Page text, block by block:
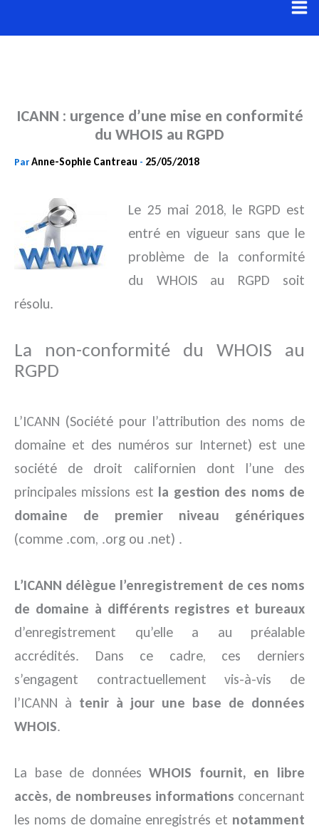
au
ICANN : urgence d’une mise en conformité
du WHOIS au RGPD
ParAnne-Sophie Cantreau - 25/05/2018
Le 25 mai 2018, le RGPD est
entré en vigueur sans que le
problème de la conformité
du WHOIS au RGPD soit
résolu.
La non-conformité du WHOIS au
RGPD
L’ICANN (Société pour l’attribution des noms de
domaine et des numéros sur Internet) est une
société de droit californien dont l’une des
principales missions est la gestion des noms de
domaine de premier niveau génériques
(comme .com, .org ou .net) .
L’ICANN délègue l’enregistrement de ces noms
de domaine à différents registres et bureaux
d’enregistrement qu’elle a au préalable
accrédités. Dans ce cadre, ces derniers
s’engagent contractuellement vis-à-vis de
l’ICANN à tenir à jour une base de données
WHOIS.
La base de donnéesWHOIS fournit, en libre
accès, de nombreuses informations concernant
les noms de domaine enregistrés et notamment